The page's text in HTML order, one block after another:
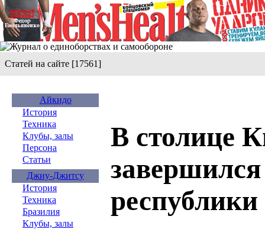
Статей на сайте [17561]
Айкидо
История
Техника
Клубы, залы
Персона
Статьи
Джиу-Джитсу
История
Техника
Бразилия
Клубы, залы
В столице